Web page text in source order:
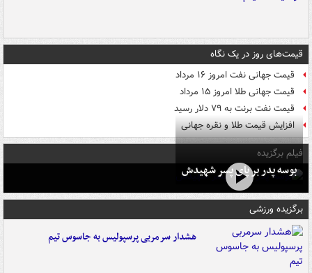
قیمت‌های روز در یک نگاه
قیمت جهانی نفت امروز ۱۶ مرداد
قیمت جهانی طلا امروز ۱۵ مرداد
قیمت نفت برنت به ۷۹ دلار رسید
افزایش قیمت طلا و نقره جهانی
فیلم برگزیده
بوسه‌ پدر بر پای پسر شهیدش
برگزیده ورزشی
هشدار سرمربی پرسپولیس به جاسوس تیم